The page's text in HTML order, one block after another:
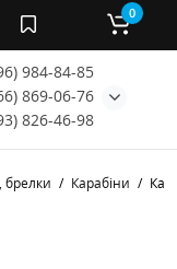
984-84-85
869-06-76
826-46-98
0
брелки Карабіни